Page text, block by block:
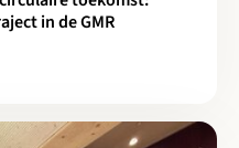
in de GMR
Casus Carrousel